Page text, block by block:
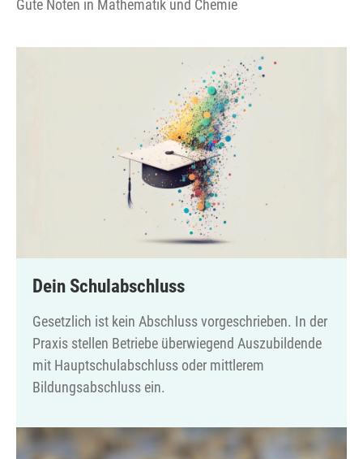
Gute Noten in Mathematik und Chemie
Dein Schulabschluss
Gesetzlich ist kein Abschluss vorgeschrieben. In der
Praxis stellen Betriebe überwiegend Auszubildende
mit Hauptschulabschluss oder mittlerem
Bildungsabschluss ein.